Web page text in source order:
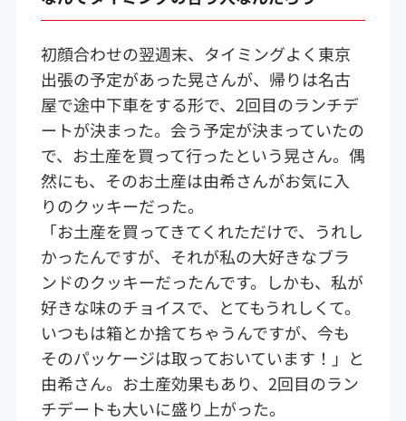
初顔合わせの翌週末、タイミングよく東京
出張の予定があった晃さんが、帰りは名古
屋で途中下車をする形で、2回目のランチデ
ートが決まった。会う予定が決まっていたの
で、お土産を買って行ったという晃さん。偶
然にも、そのお土産は由希さんがお気に入
りのクッキーだった。
「お土産を買ってきてくれただけで、うれし
かったんですが、それが私の大好きなブラ
ンドのクッキーだったんです。しかも、私が
好きな味のチョイスで、とてもうれしくて。
いつもは箱とか捨てちゃうんですが、今も
そのパッケージは取っておいています！」と
由希さん。お土産効果もあり、2回目のラン
チデートも大いに盛り上がった。